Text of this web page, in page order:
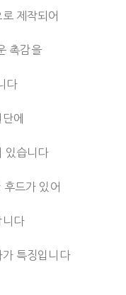
제작되어
촉감을
다
에
있습니다
드가 있어
니다
가 특징입니다